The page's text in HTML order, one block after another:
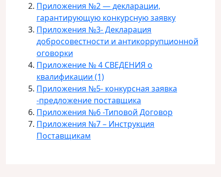
Приложения №2 — декларации,
гарантирующую конкурсную заявку
Приложения №3- Декларация
добросовестности и антикоррупционной
оговорки
Приложение № 4 СВЕДЕНИЯ о
квалификации (1)
Приложения №5- конкурсная заявка
-предложение поставщика
Приложения №6 -Типовой Договор
Приложения №7 – Инструкция
Поставщикам